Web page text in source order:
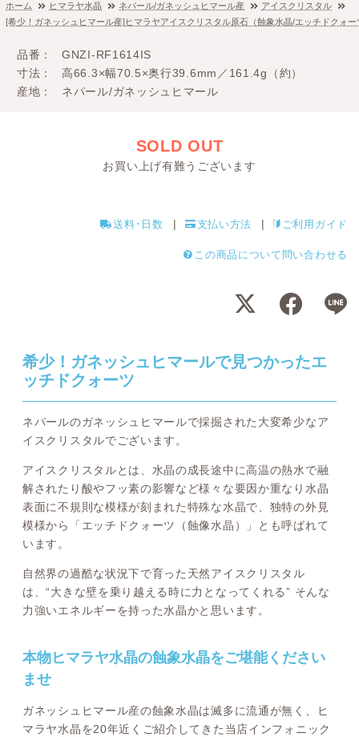
ホーム ヒマラヤ水晶 ネパール/ガネッシュヒマール産
アイスクリスタル
[希少！ガネッシュヒマール産]ヒマラヤアイスクリスタル原石（蝕象水晶/エッチドクォー
品番
GNZI-RF1614IS
寸法
高66.3×幅70.5×奥行39.6mm／161.4g（約）
産地
ネパール/ガネッシュヒマール
SOLD OUT
お買い上げ有難うございます
送料･日数 支払い方法 ご利用ガイド
この商品について問い合わせる
希少！ガネッシュヒマールで見つかったエ
ッチドクォーツ
ネパールのガネッシュヒマールで採掘された大変希少なア
イスクリスタルでございます。
アイスクリスタルとは、水晶の成長途中に高温の熱水で融
解されたり酸やフッ素の影響など様々な要因か重なり水晶
表面に不規則な模様が刻まれた特殊な水晶で、独特の外見
模様から「エッチドクォーツ（蝕像水晶）」とも呼ばれて
います。
自然界の過酷な状況下で育った天然アイスクリスタル
は、“大きな壁を乗り越える時に力となってくれる” そんな
力強いエネルギーを持った水晶かと思います。
本物ヒマラヤ水晶の蝕象水晶をご堪能ください
ませ
ガネッシュヒマール産の蝕象水晶は滅多に流通が無く、ヒ
マラヤ水晶を20年近くご紹介してきた当店インフォニック